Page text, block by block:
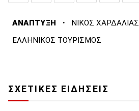
ΑΝΑΠΤΥΞΗ · ΝΙΚΟΣ ΧΑΡΔΑΛΙΑΣ
ΕΛΛΗΝΙΚΟΣ ΤΟΥΡΙΣΜΟΣ
ΣΧΕΤΙΚΕΣ ΕΙΔΗΣΕΙΣ